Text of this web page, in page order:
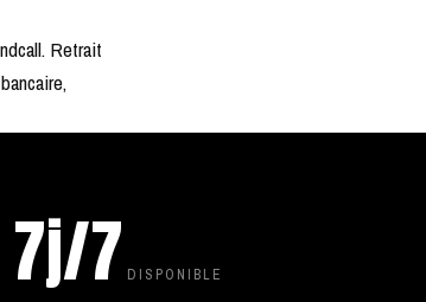
Retrait
7j/7 DISPONIBLE